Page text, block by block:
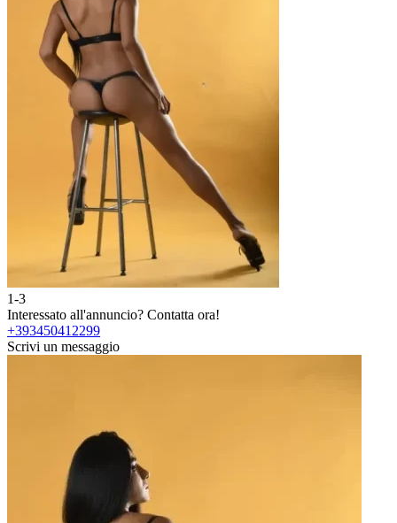
1-3
Interessato all'annuncio? Contatta ora!
+393450412299
Scrivi un messaggio